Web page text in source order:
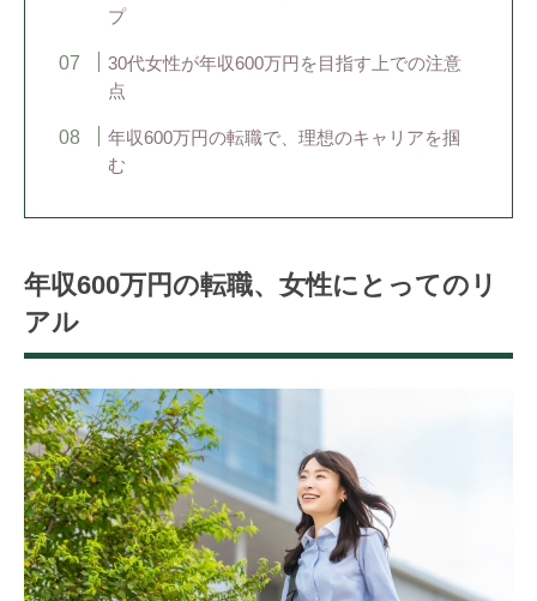
プ
30代女性が年収600万円を目指す上での注意
点
年収600万円の転職で、理想のキャリアを掴
む
年収600万円の転職、女性にとってのリ
アル